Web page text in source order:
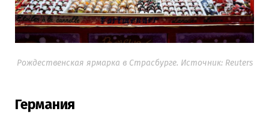
Рождественская ярмарка в Страсбурге. Источник: Reuters
Германия